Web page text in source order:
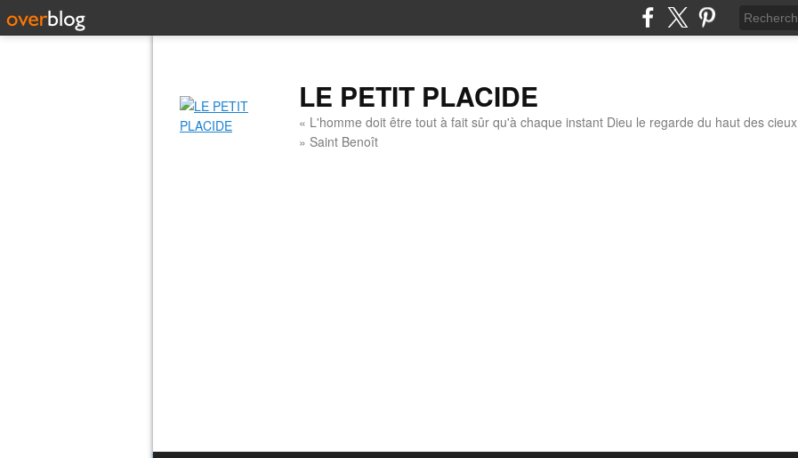
LE PETIT PLACIDE
« L'homme doit être tout à fait sûr qu'à chaque instant Dieu le regarde du haut des cieux
» Saint Benoît